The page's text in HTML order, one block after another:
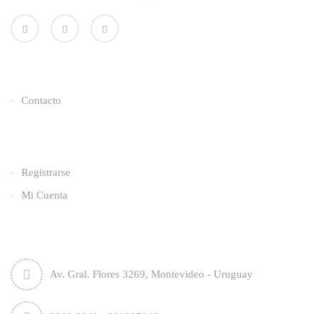
Contacto
Registrarse
Mi Cuenta
Av. Gral. Flores 3269, Montevideo - Uruguay